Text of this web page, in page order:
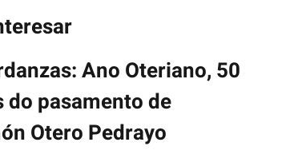
Ano Oteriano, 50
do pasamento de
Otero Pedrayo